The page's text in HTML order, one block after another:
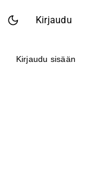
Kirjaudu
Kirjaudu sisään